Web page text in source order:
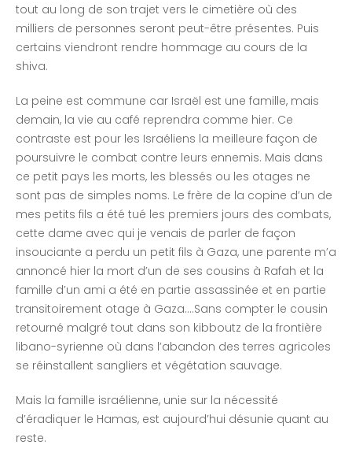
tout au long de son trajet vers le cimetière où des
milliers de personnes seront peut-être présentes. Puis
certains viendront rendre hommage au cours de la
shiva.
La peine est commune car Israël est une famille, mais
demain, la vie au café reprendra comme hier. Ce
contraste est pour les Israéliens la meilleure façon de
poursuivre le combat contre leurs ennemis. Mais dans
ce petit pays les morts, les blessés ou les otages ne
sont pas de simples noms. Le frère de la copine d’un de
mes petits fils a été tué les premiers jours des combats,
cette dame avec qui je venais de parler de façon
insouciante a perdu un petit fils à Gaza, une parente m’a
annoncé hier la mort d’un de ses cousins à Rafah et la
famille d’un ami a été en partie assassinée et en partie
transitoirement otage à Gaza….Sans compter le cousin
retourné malgré tout dans son kibboutz de la frontière
libano-syrienne où dans l’abandon des terres agricoles
se réinstallent sangliers et végétation sauvage.
Mais la famille israélienne, unie sur la nécessité
d’éradiquer le Hamas, est aujourd’hui désunie quant au
reste.